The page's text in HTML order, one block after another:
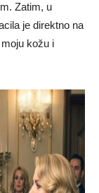
Zatim, u
je direktno na
kožu i